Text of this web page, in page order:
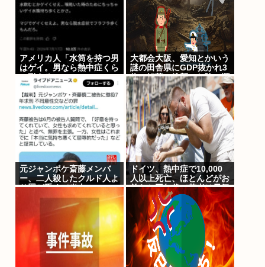
アメリカ人「水筒を持つ男
はゲイ。男なら熱中症くら
い耐えろ」
大都会大阪、愛知とかいう
謎の田舎県にGDP抜かれ3
位に転落。維新のお陰で潤
ってるはずじゃ？
元ジャンポケ斎藤メンバ
ー、二人殺したクルド人よ
り罰が重くて炎上www
ドイツ、熱中症で10,000
人以上死亡、ほとんどがお
前らと同年代で若者は元気